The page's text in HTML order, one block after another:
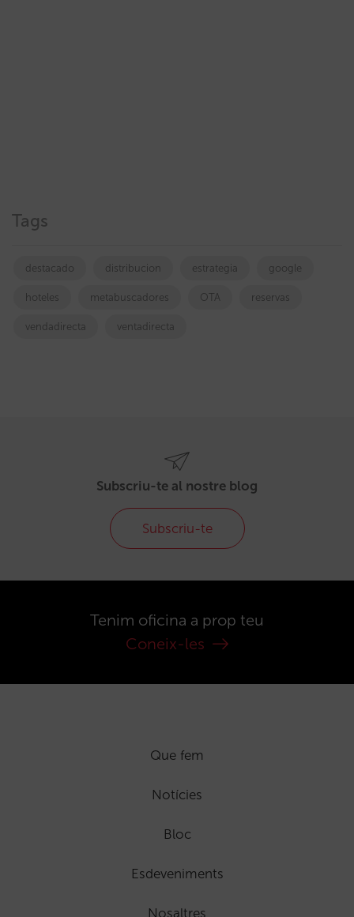
Tags
destacado distribucion estrategia google
hoteles metabuscadores OTA reservas
vendadirecta ventadirecta
Subscriu-te al nostre blog
Subscriu-te
Tenim oficina a prop teu
Coneix-les
Que fem
Notícies
Bloc
Esdeveniments
Nosaltres